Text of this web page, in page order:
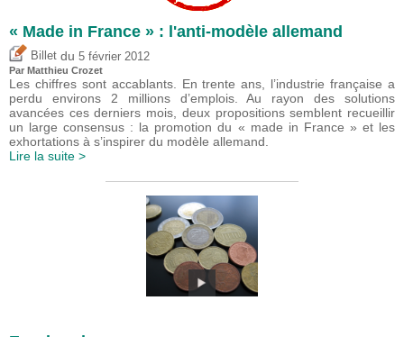
« Made in France » : l'anti-modèle allemand
Billet du 5 février 2012
Par Matthieu Crozet
Les chiffres sont accablants. En trente ans, l’industrie française a
perdu environs 2 millions d’emplois. Au rayon des solutions
avancées ces derniers mois, deux propositions semblent recueillir
un large consensus : la promotion du « made in France » et les
exhortations à s’inspirer du modèle allemand.
Lire la suite >